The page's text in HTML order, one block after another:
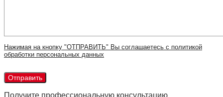
Нажимая на кнопку "ОТПРАВИТЬ" Вы соглашаетесь с политикой
обработки персональных данных